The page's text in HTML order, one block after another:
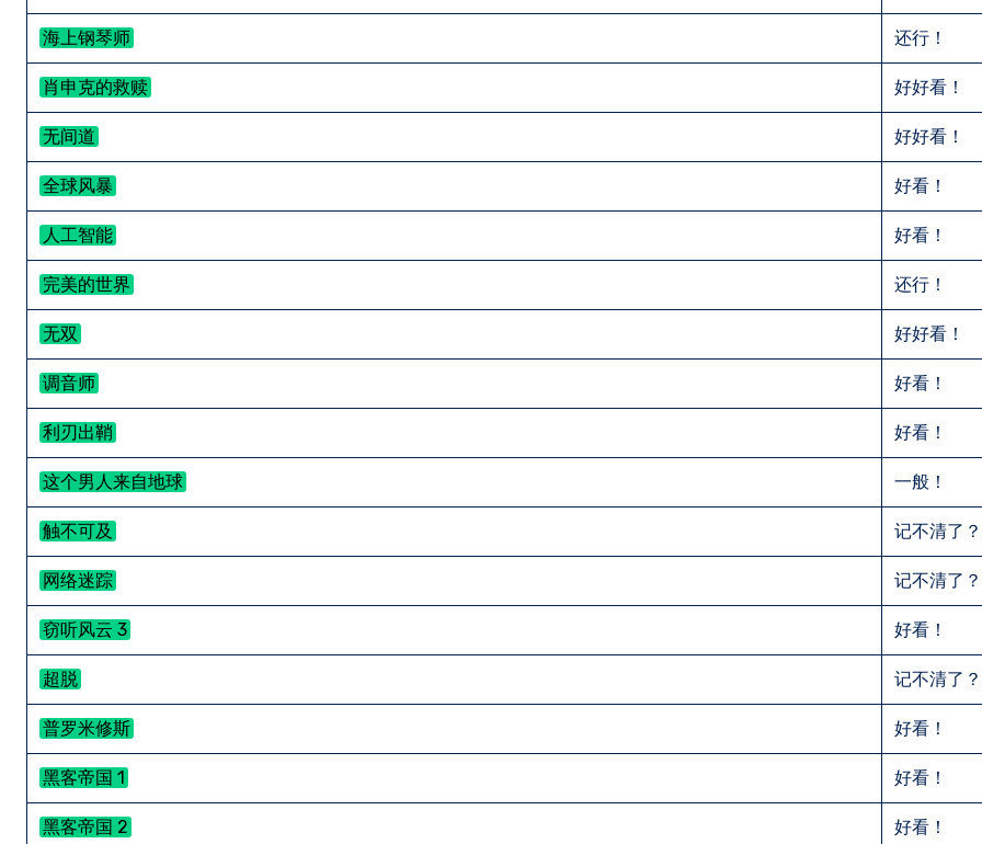
海上钢琴师 还行！
肖申克的救赎 好好看！
无间道 好好看！
全球风暴 好看！
人工智能 好看！
完美的世界 还行！
无双 好好看！
调音师 好看！
利刃出鞘 好看！
这个男人来自地球 一般！
触不可及 记不清了？
网络迷踪 记不清了？
窃听风云 3 好看！
超脱 记不清了？
普罗米修斯 好看！
黑客帝国 1 好看！
黑客帝国 2 好看！